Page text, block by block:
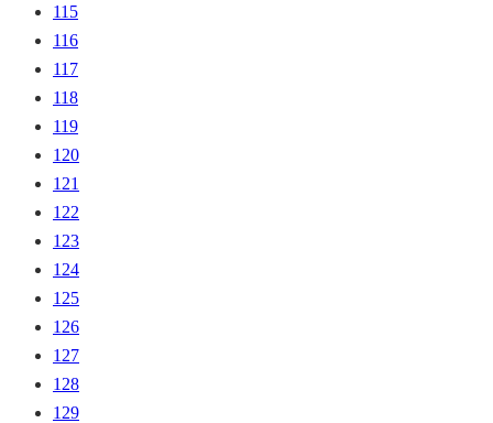
115
116
117
118
119
120
121
122
123
124
125
126
127
128
129